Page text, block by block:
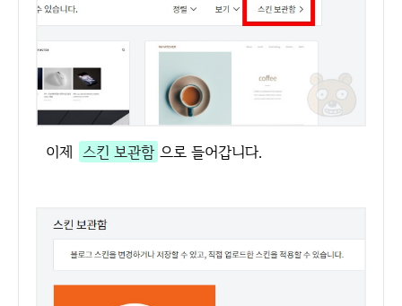
이제 스킨 보관함 으로 들어갑니다.